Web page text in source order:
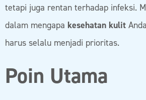
tetapi juga rentan terhadap infeksi.
dalam mengapa kesehatan kulit
harus selalu menjadi prioritas.
Poin Utama